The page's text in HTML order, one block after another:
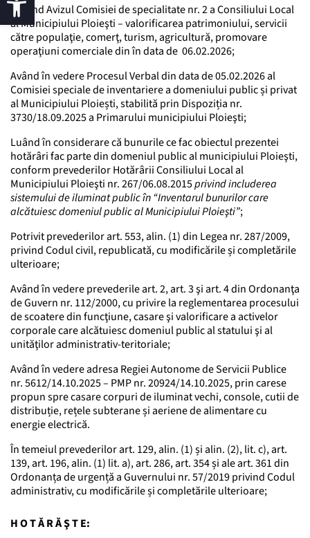
Văzând Avizul Comisiei de specialitate nr. 2 a Consiliului Local
al Municipiului Ploieşti – valorificarea patrimoniului, servicii
către populaţie, comerţ, turism, agricultură, promovare
operaţiuni comerciale din în data de 06.02.2026;
Având în vedere Procesul Verbal din data de 05.02.2026 al
Comisiei speciale de inventariere a domeniului public și privat
al Municipiului Ploiești, stabilită prin Dispoziția nr.
3730/18.09.2025 a Primarului municipiului Ploieşti;
Luând în considerare că bunurile ce fac obiectul prezentei
hotărâri fac parte din domeniul public al municipiului Ploieşti,
conform prevederilor Hotărârii Consiliului Local al
Municipiului Ploieşti nr. 267/06.08.2015privind includerea
sistemului de iluminat public în “Inventarul bunurilor care
alcătuiesc domeniul public al Municipiului Ploieşti”;
Potrivit prevederilor art. 553, alin. (1) din Legea nr. 287/2009,
privind Codul civil, republicată, cu modificările și completările
ulterioare;
Având în vedere prevederile art. 2, art. 3 şi art. 4 din Ordonanţa
de Guvern nr. 112/2000, cu privire la reglementarea procesului
de scoatere din funcţiune, casare şi valorificare a activelor
corporale care alcătuiesc domeniul public al statului şi al
unităţilor administrativ-teritoriale;
Având în vedere adresa Regiei Autonome de Servicii Publice
nr. 5612/14.10.2025 – PMP nr. 20924/14.10.2025, prin carese
propun spre casare corpuri de iluminat vechi, console, cutii de
distribuție, rețele subterane și aeriene de alimentare cu
energie electrică.
În temeiul prevederilor art. 129, alin. (1) și alin. (2), lit. c), art.
139, art. 196, alin. (1) lit. a), art. 286, art. 354 și ale art. 361 din
Ordonanța de urgență a Guvernului nr. 57/2019 privind Codul
administrativ, cu modificările și completările ulterioare;
H O T Ă R Ă Ş T E: